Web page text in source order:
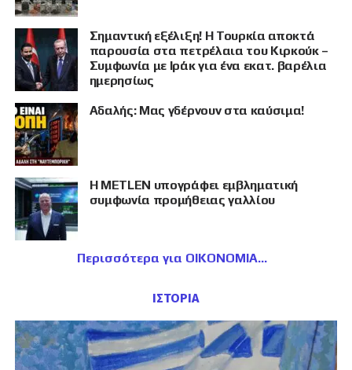
Σημαντική εξέλιξη! Η Τουρκία αποκτά
παρουσία στα πετρέλαια του Κιρκούκ –
Συμφωνία με Ιράκ για ένα εκατ. βαρέλια
ημερησίως
Αδαλής: Μας γδέρνουν στα καύσιμα!
Η METLEN υπογράφει εμβληματική
συμφωνία προμήθειας γαλλίου
Περισσότερα για ΟΙΚΟΝΟΜΙΑ
ΙΣΤΟΡΙΑ